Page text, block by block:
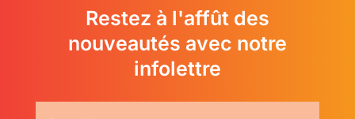
Restez à l'affût des
nouveautés avec notre
infolettre